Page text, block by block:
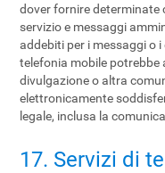
dover fornire determinate
servizio e messaggi
addebiti per i messaggi o
telefonia mobile potrebbe
divulgazione o altra
elettronicamente
legale, inclusa la
17. Servizi di